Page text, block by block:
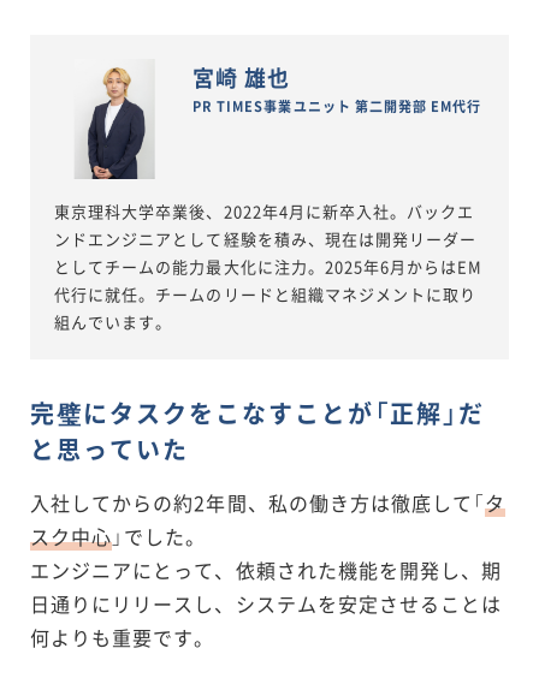
宮崎 雄也
PR TIMES事業ユニット 第二開発部 EM代行
東京理科大学卒業後、2022年4月に新卒入社。バックエ
ンドエンジニアとして経験を積み、現在は開発リーダー
としてチームの能力最大化に注力。2025年6月からはEM
代行に就任。チームのリードと組織マネジメントに取り
組んでいます。
完璧にタスクをこなすことが「正解」だ
と思っていた
入社してからの約2年間、私の働き方は徹底して「タ
スク中心」でした。
エンジニアにとって、依頼された機能を開発し、期
日通りにリリースし、システムを安定させることは
何よりも重要です。